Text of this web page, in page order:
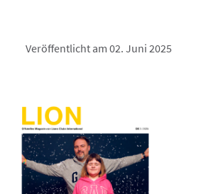
Veröffentlicht am 02. Juni 2025